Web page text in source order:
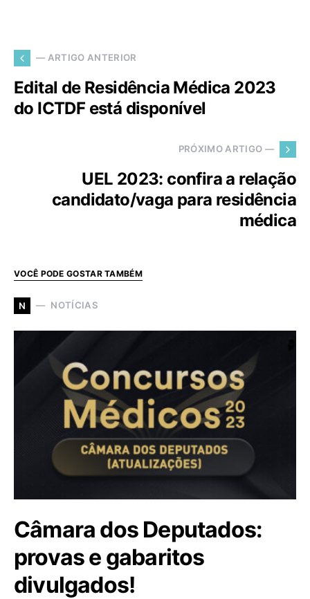
— ARTIGO ANTERIOR
Edital de Residência Médica 2023
do ICTDF está disponível
PRÓXIMO ARTIGO —
UEL 2023: confira a relação
candidato/vaga para residência
médica
VOCÊ PODE GOSTAR TAMBÉM
N NOTÍCIAS
Câmara dos Deputados:
provas e gabaritos
divulgados!